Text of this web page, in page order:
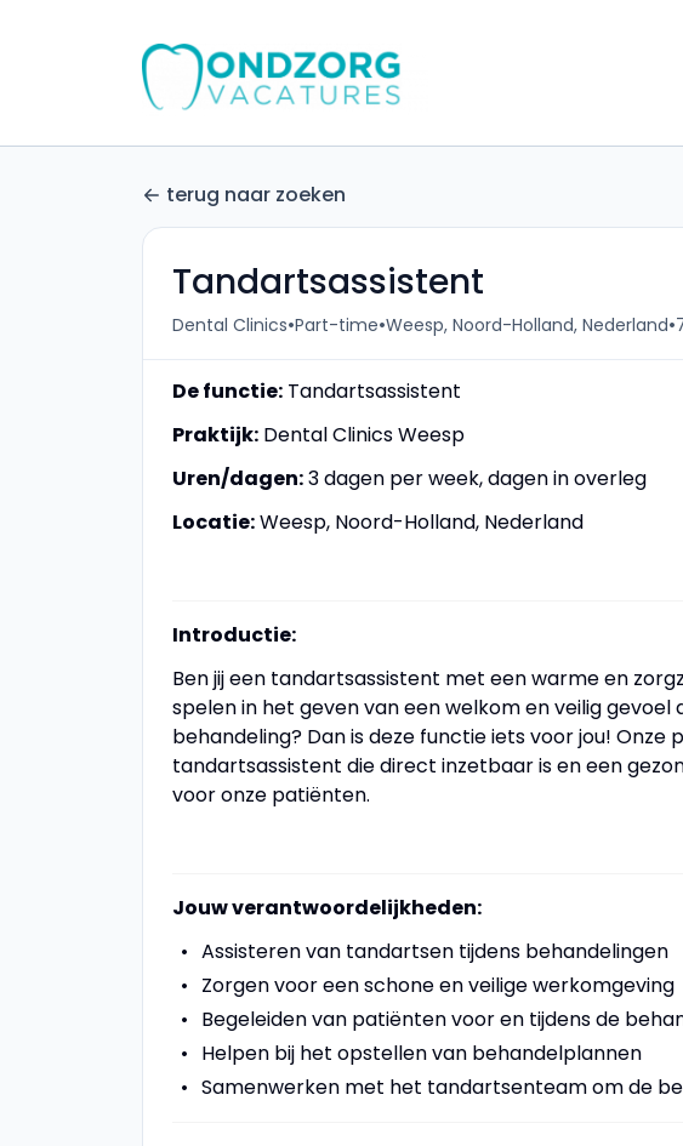
terug naar zoeken
Tandartsassistent
Dental Clinics•Part-time•Weesp, Noord-Holland, Nederland•
De functie: Tandartsassistent
Praktijk: Dental Clinics Weesp
Uren/dagen:3 dagen per week, dagen in overleg
Locatie:Weesp, Noord-Holland, Nederland
Introductie:
Ben jij een tandartsassistent met een warme en
spelen in het geven van een welkom en veilig
behandeling? Dan is deze functie iets voor jou! Onze
tandartsassistent die direct inzetbaar is en een
voor onze patiënten.
Jouw verantwoordelijkheden:
Assisteren van tandartsen tijdens behandelingen
Zorgen voor een schone en veilige werkomgeving
Begeleiden van patiënten voor en tijdens de
Helpen bij het opstellen van behandelplannen
Samenwerken met het tandartsenteam om de